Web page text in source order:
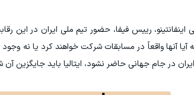
اینفانتینو، رییس فیفا، حضور تیم ملی ایران در این
آیا آنها واقعاً در مسابقات شرکت خواهند کرد یا نه
ایران در جام جهانی حاضر نشود، ایتالیا باید جایگزین آن